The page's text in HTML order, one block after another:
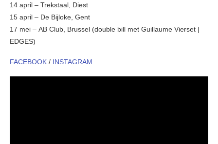
14 april – Trekstaal, Diest
15 april – De Bijloke, Gent
17 mei – AB Club, Brussel (double bill met Guillaume Vierset |
EDGES)
FACEBOOK / INSTAGRAM